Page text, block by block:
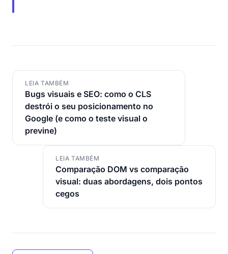
LEIA TAMBÉM
Bugs visuais e SEO: como o CLS
destrói o seu posicionamento no
Google (e como o teste visual o
previne)
LEIA TAMBÉM
Comparação DOM vs comparação
visual: duas abordagens, dois pontos
cegos